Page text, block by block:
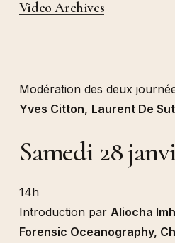
Video Archives
Modération des deux
Yves Citton, Laurent De
Samedi 28
14h
Introduction par Aliocha
Forensic Oceanography,